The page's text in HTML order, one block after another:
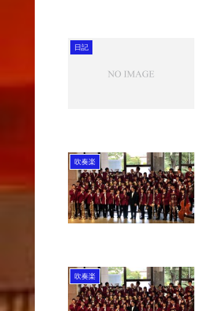
日記
吹奏楽
吹奏楽